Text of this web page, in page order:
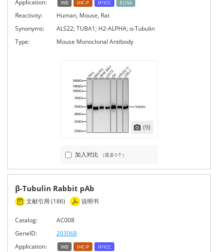
Application:
WB IHC-P IF/ICC ELISA
Reactivity:
Human, Mouse, Rat
Synonyms:
ALS22; TUBA1; H2-ALPHA; α-Tubulin
Type:
Mouse Monoclonal Antibody
(9)
加入对比 （最多5个）
β-Tubulin Rabbit pAb
文献引用 (186) 说明书
Catalog:
AC008
GeneID:
203068
Application:
WB IHC-P IF/ICC